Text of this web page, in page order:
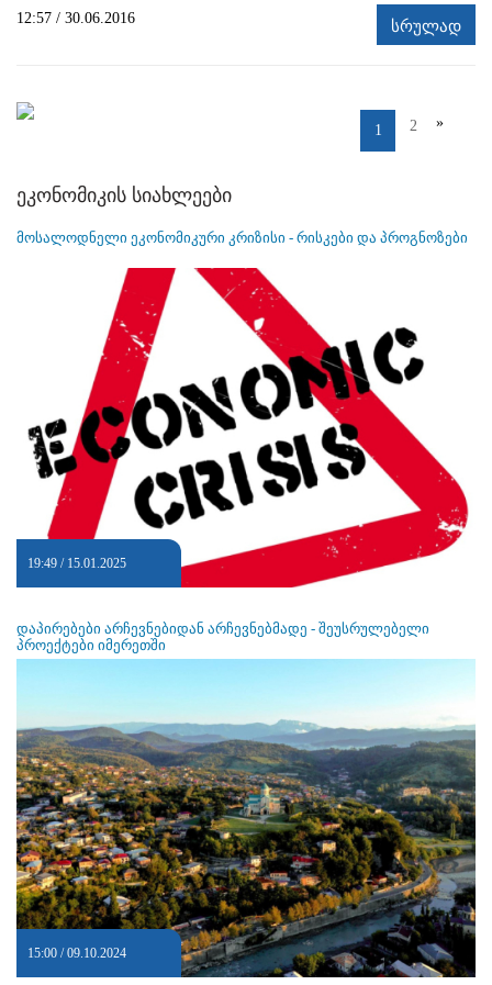
12:57 / 30.06.2016 სრულად
1 2 »
ეკონომიკის სიახლეები
მოსალოდნელი ეკონომიკური კრიზისი - რისკები და პროგნოზები
19:49 / 15.01.2025
დაპირებები არჩევნებიდან არჩევნებმადე - შეუსრულებელი
პროექტები იმერეთში
15:00 / 09.10.2024